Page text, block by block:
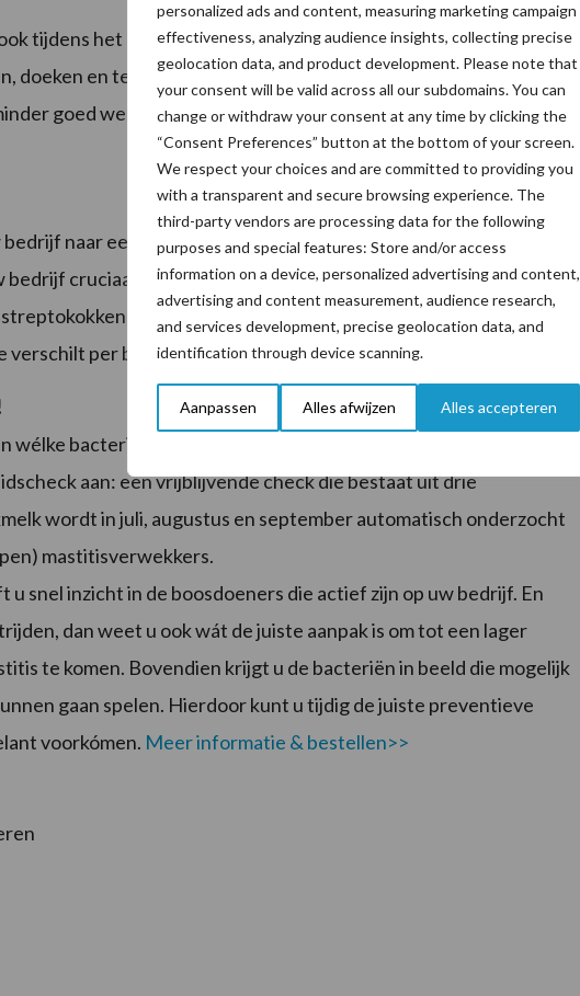
personalized ads and content, measuring marketing campaign
effectiveness, analyzing audience insights, collecting precise
geolocation data, and product development. Please note that
your consent will be valid across all our subdomains. You can
change or withdraw your consent at any time by clicking the
“Consent Preferences” button at the bottom of your screen.
We respect your choices and are committed to providing you
with a transparent and secure browsing experience. The
third-party vendors are processing data for the following
purposes and special features: Store and/or access
information on a device, personalized advertising and content,
advertising and content measurement, audience research,
and services development, precise geolocation data, and
identification through device scanning.
Aanpassen Alles afwijzen Alles accepteren
tijdens het melken worden overgedragen; voorkom
doeken en tepelvoeringen en zorg voor een goede
goed werkende melkinstallatie tijdig controleren door een
naar een hoger plan tillen en uw celgetal verlagen, dan is
cruciaal. Klebsiella kan een boosdoener zijn, maar wellicht
een rol, of hebben uw koeien last van Stapylococcus
verschilt per bacterie.
wélke bacterie(n) bij uw melkvee een rol spelen biedt UGA deze
aan: een vrijblijvende check die bestaat uit drie
wordt in juli, augustus en september automatisch onderzocht
mastitisverwekkers.
snel inzicht in de boosdoeners die actief zijn op uw bedrijf. En
dan weet u ook wát de juiste aanpak is om tot een lager
te komen. Bovendien krijgt u de bacteriën in beeld die mogelijk
gaan spelen. Hierdoor kunt u tijdig de juiste preventieve
voorkómen. Meer informatie & bestellen>>